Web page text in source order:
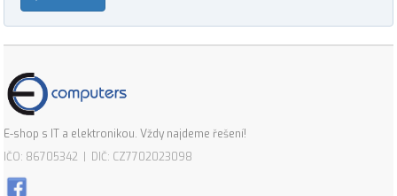
E-shop s IT a elektronikou. Vždy najdeme řešení!
IČO: 86705342 | DIČ: CZ7702023098